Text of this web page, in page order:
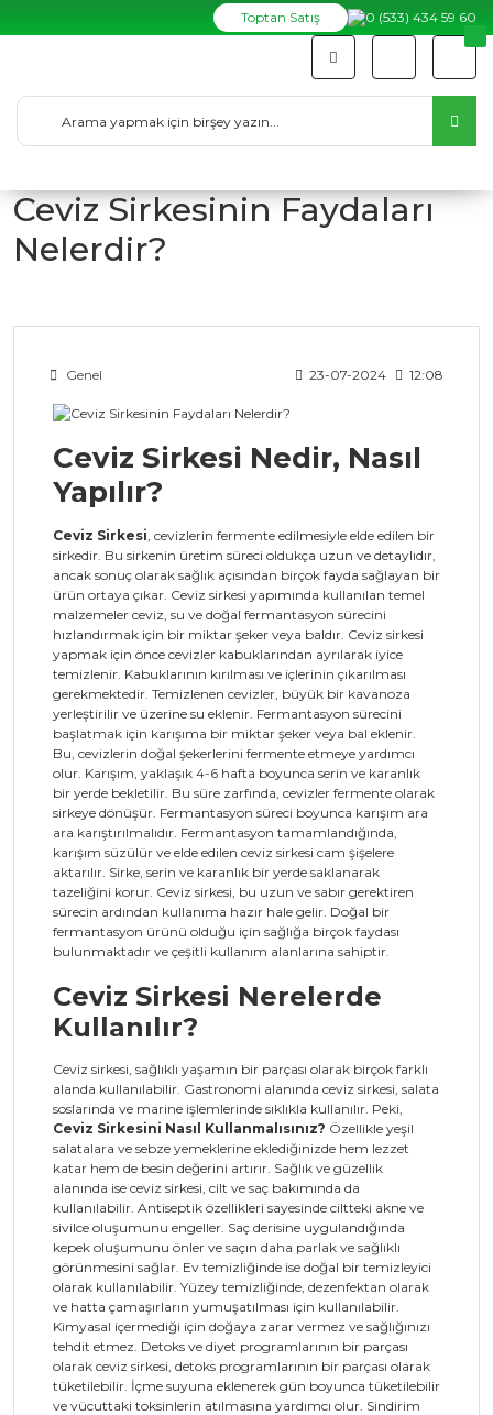
Toptan Satış 0 (533) 434 59 60
Ceviz Sirkesinin Faydaları
Nelerdir?
Genel 23-07-2024 12:08
Ceviz Sirkesi Nedir, Nasıl
Yapılır?
Ceviz Sirkesi , cevizlerin fermente edilmesiyle elde edilen bir
sirkedir. Bu sirkenin üretim süreci oldukça uzun ve detaylıdır,
ancak sonuç olarak sağlık açısından birçok fayda sağlayan bir
ürün ortaya çıkar. Ceviz sirkesi yapımında kullanılan temel
malzemeler ceviz, su ve doğal fermantasyon sürecini
hızlandırmak için bir miktar şeker veya baldır. Ceviz sirkesi
yapmak için önce cevizler kabuklarından ayrılarak iyice
temizlenir. Kabuklarının kırılması ve içlerinin çıkarılması
gerekmektedir. Temizlenen cevizler, büyük bir kavanoza
yerleştirilir ve üzerine su eklenir. Fermantasyon sürecini
başlatmak için karışıma bir miktar şeker veya bal eklenir.
Bu, cevizlerin doğal şekerlerini fermente etmeye yardımcı
olur. Karışım, yaklaşık 4-6 hafta boyunca serin ve karanlık
bir yerde bekletilir. Bu süre zarfında, cevizler fermente olarak
sirkeye dönüşür. Fermantasyon süreci boyunca karışım ara
ara karıştırılmalıdır. Fermantasyon tamamlandığında,
karışım süzülür ve elde edilen ceviz sirkesi cam şişelere
aktarılır. Sirke, serin ve karanlık bir yerde saklanarak
tazeliğini korur. Ceviz sirkesi, bu uzun ve sabır gerektiren
sürecin ardından kullanıma hazır hale gelir. Doğal bir
fermantasyon ürünü olduğu için sağlığa birçok faydası
bulunmaktadır ve çeşitli kullanım alanlarına sahiptir.
Ceviz Sirkesi Nerelerde
Kullanılır?
Ceviz sirkesi, sağlıklı yaşamın bir parçası olarak birçok farklı
alanda kullanılabilir. Gastronomi alanında ceviz sirkesi, salata
soslarında ve marine işlemlerinde sıklıkla kullanılır. Peki,
Ceviz Sirkesini Nasıl Kullanmalısınız? Özellikle yeşil
salatalara ve sebze yemeklerine eklediğinizde hem lezzet
katar hem de besin değerini artırır. Sağlık ve güzellik
alanında ise ceviz sirkesi, cilt ve saç bakımında da
kullanılabilir. Antiseptik özellikleri sayesinde ciltteki akne ve
sivilce oluşumunu engeller. Saç derisine uygulandığında
kepek oluşumunu önler ve saçın daha parlak ve sağlıklı
görünmesini sağlar. Ev temizliğinde ise doğal bir temizleyici
olarak kullanılabilir. Yüzey temizliğinde, dezenfektan olarak
ve hatta çamaşırların yumuşatılması için kullanılabilir.
Kimyasal içermediği için doğaya zarar vermez ve sağlığınızı
tehdit etmez. Detoks ve diyet programlarının bir parçası
olarak ceviz sirkesi, detoks programlarının bir parçası olarak
tüketilebilir. İçme suyuna eklenerek gün boyunca tüketilebilir
ve vücuttaki toksinlerin atılmasına yardımcı olur. Sindirim